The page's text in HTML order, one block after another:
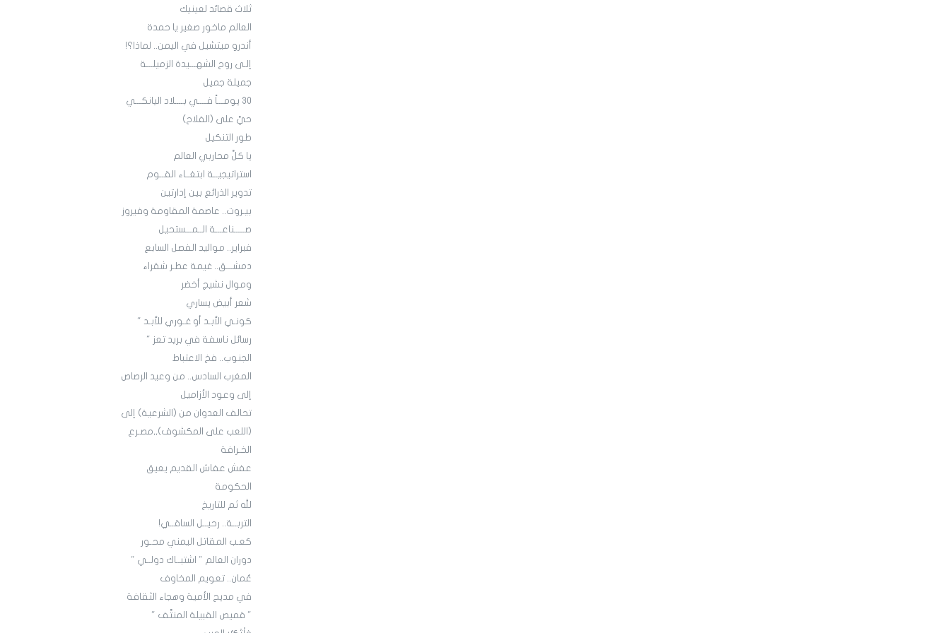
ثلاث قصائد لعينيك
العالم ماخور صغير يا حمدة
أندرو ميتشيل في اليمن.. لماذا؟!
إلـى روح الشهـــيدة الزميلـــة
جميلة جميل
30 يومـــاً فــــي بــــلاد اليانكـــي
حيَّ على (الفلاح)
طور التنكيل
يا كلَّ محاربي العالم
استراتيجيــة ابتغــاء القــوم
تدوير الذرائع بين إدارتين
بيـروت.. عاصمة المقاومة وفيروز
صـــــناعـــة الــمـــستحيل
فبراير.. مواليد الفصل السابع
دمشـــق.. غيمة عطـر شقراء
وموال نشيج أخضر
شعر أبيض يساري
كونـي الأبـد أو غـوري للأبـد "
رسائل ناسفة في بريد تعز "
الجنوب.. فخ الاعتباط
المغرب السادس.. من وعيد الرصاص
إلى وعود الأزاميل
تحالف العدوان من (الشرعية) إلى
(اللعب على المكشوف),,مصـرع
الخـرافة
عفش عفاش القديم يعيق
الحكومة
لله ثم للتاريخ
التربــة.. رحيــل الساقــي!
كعـب المقاتل اليمني محـور
دوران العالم " اشتبــاك دولــي "
عُمان.. تعويم المخاوف
في مديح الأمية وهجاء الثقافة
" قميص القبيلة المنتَّف "